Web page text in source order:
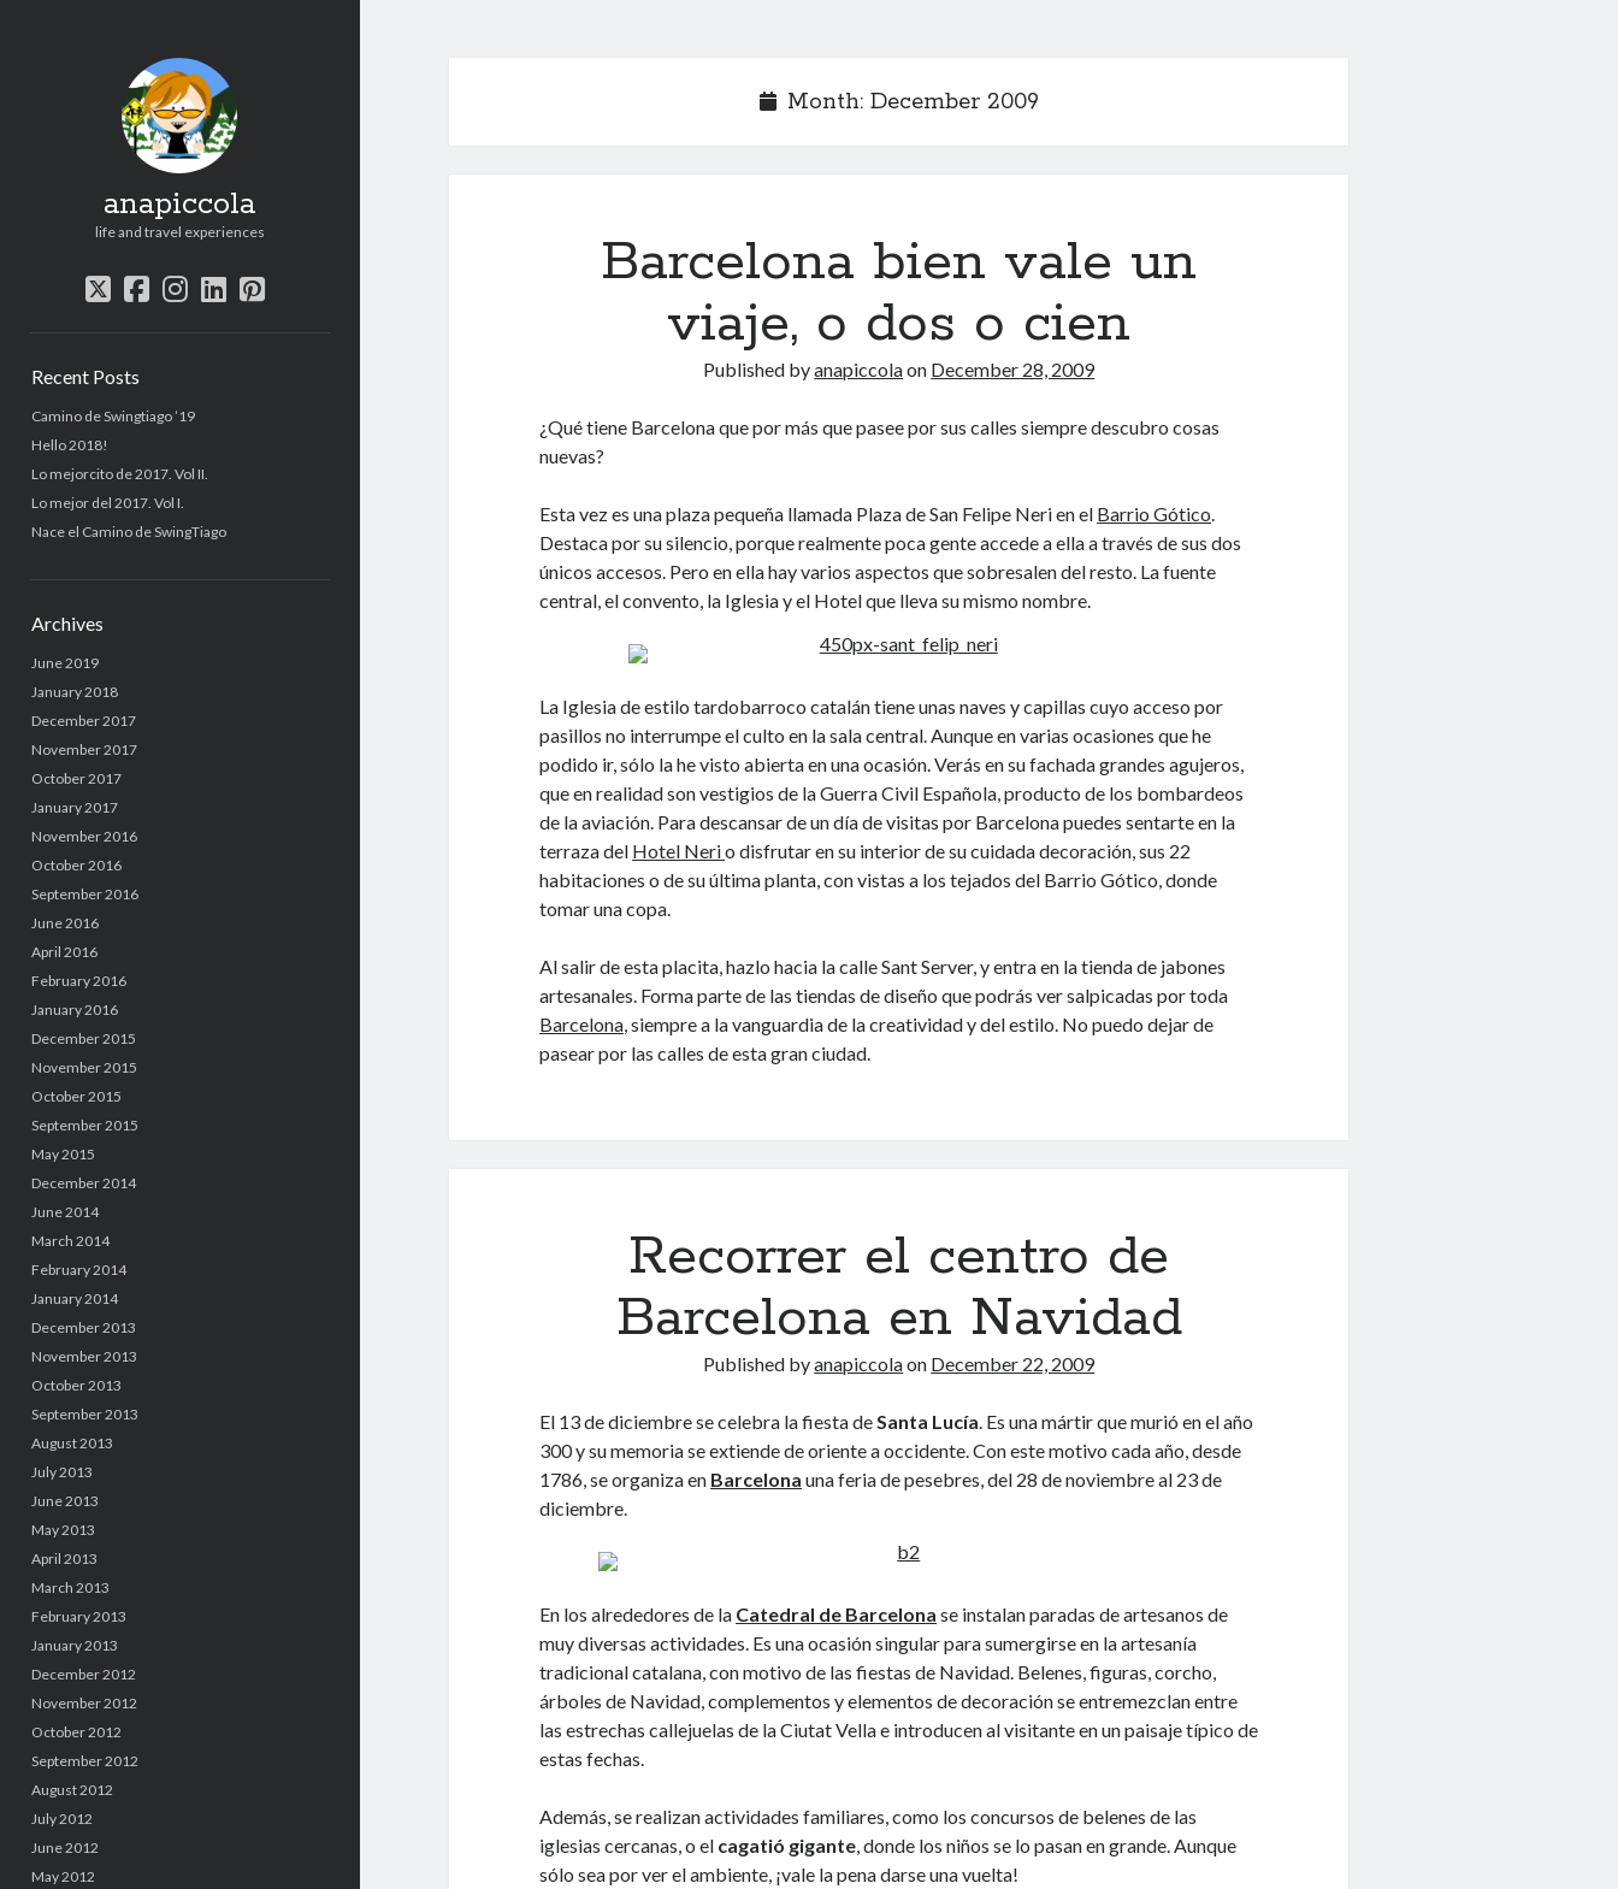
anapiccola
life and travel experiences
twitter
facebook
instagram
linkedin
pinterest
Recent Posts
Camino de Swingtiago ’19
Hello 2018!
Lo mejorcito de 2017. Vol II.
Lo mejor del 2017. Vol I.
Nace el Camino de SwingTiago
Archives
June 2019
January 2018
December 2017
November 2017
October 2017
January 2017
November 2016
October 2016
September 2016
June 2016
April 2016
February 2016
January 2016
December 2015
November 2015
October 2015
September 2015
May 2015
December 2014
June 2014
March 2014
February 2014
January 2014
December 2013
November 2013
October 2013
September 2013
August 2013
July 2013
June 2013
May 2013
April 2013
March 2013
February 2013
January 2013
December 2012
November 2012
October 2012
September 2012
August 2012
July 2012
June 2012
May 2012
Month: December 2009
Barcelona bien vale un
viaje, o dos o cien
Published byanapiccolaon December 28, 2009
¿Qué tiene Barcelona que por más que pasee por sus calles siempre descubro cosas
nuevas?
Esta vez es una plaza pequeña llamada Plaza de San Felipe Neri en el Barrio Gótico.
Destaca por su silencio, porque realmente poca gente accede a ella a través de sus dos
únicos accesos. Pero en ella hay varios aspectos que sobresalen del resto. La fuente
central, el convento, la Iglesia y el Hotel que lleva su mismo nombre.
La Iglesia de estilo tardobarroco catalán tiene unas naves y capillas cuyo acceso por
pasillos no interrumpe el culto en la sala central. Aunque en varias ocasiones que he
podido ir, sólo la he visto abierta en una ocasión. Verás en su fachada grandes agujeros,
que en realidad son vestigios de la Guerra Civil Española, producto de los bombardeos
de la aviación. Para descansar de un día de visitas por Barcelona puedes sentarte en la
terraza del Hotel Nerio disfrutar en su interior de su cuidada decoración, sus 22
habitaciones o de su última planta, con vistas a los tejados del Barrio Gótico, donde
tomar una copa.
Al salir de esta placita, hazlo hacia la calle Sant Server, y entra en la tienda de jabones
artesanales. Forma parte de las tiendas de diseño que podrás ver salpicadas por toda
Barcelona, siempre a la vanguardia de la creatividad y del estilo. No puedo dejar de
pasear por las calles de esta gran ciudad.
Recorrer el centro de
Barcelona en Navidad
Published byanapiccolaon December 22, 2009
El 13 de diciembre se celebra la fiesta deSanta Lucía. Es una mártir que murió en el año
300 y su memoria se extiende de oriente a occidente. Con este motivo cada año, desde
1786, se organiza en Barcelona una feria de pesebres, del 28 de noviembre al 23 de
diciembre.
En los alrededores de la Catedral de Barcelona se instalan paradas de artesanos de
muy diversas actividades. Es una ocasión singular para sumergirse en la artesanía
tradicional catalana, con motivo de las fiestas de Navidad. Belenes, figuras, corcho,
árboles de Navidad, complementos y elementos de decoración se entremezclan entre
las estrechas callejuelas de la Ciutat Vella e introducen al visitante en un paisaje típico de
estas fechas.
Además, se realizan actividades familiares, como los concursos de belenes de las
iglesias cercanas, o el cagatió gigante, donde los niños se lo pasan en grande. Aunque
sólo sea por ver el ambiente, ¡vale la pena darse una vuelta!